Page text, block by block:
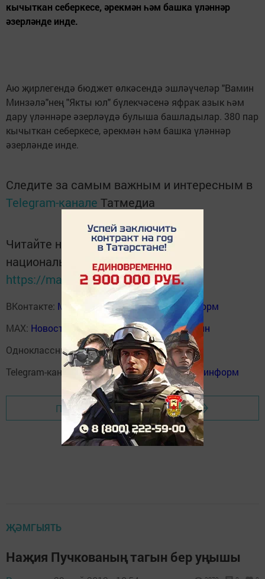
кычыткан себеркесе, әрекмән һәм башка үләннәр
әзерләнде инде.
Аю җирлегендә бюджет өлкәсендә эшләүчеләр "Вамин
Минзәлә"нең "Якты юл" бүлекчәсенә яфрак азык һәм
дару үләннәре әзерләүдә булыша баш­ладылар. 380 пар
кычыткан себеркесе, әрекмән һәм башка үләннәр
әзерләнде инде.
Следите за самым важным и интересным в
Telegram-канале Татмедиа
Читайте новости Татарстана в
национальном мессенджере MАХ:
https://max.ru/tatmedia
ВКонтакте: Мензелинск news - Мензеля-информ
MAX: Новости Мензелинска - Мензеля онлайн
Одноклассники:ok.ru/menzelinsk
Telegram-канал:
Мензелинск news - Мензеля-информ
Перейти на страницу новости
ҖӘМГЫЯТЬ
Наҗия Пучкованың тагын бер уңышы